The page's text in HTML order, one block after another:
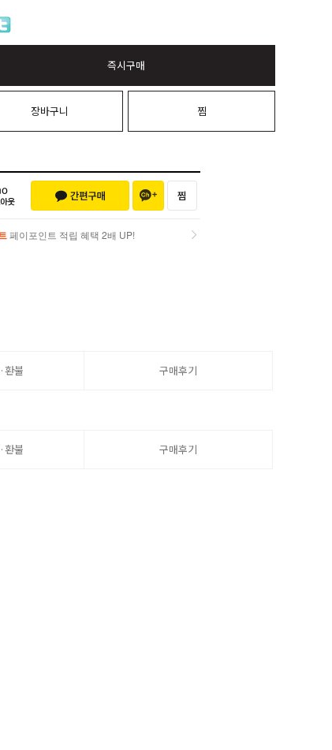
즉시구매
장바구니 찜
페이포인트 적립 혜택 2배 UP!
환불 구매후기
환불 구매후기